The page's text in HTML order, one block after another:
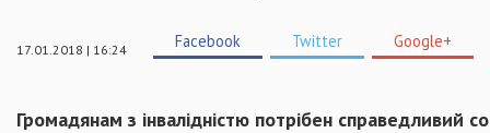
17.01.2018 | 16:24 Facebook Twitter Google+
Громадянам з інвалідністю потрібен справедливий